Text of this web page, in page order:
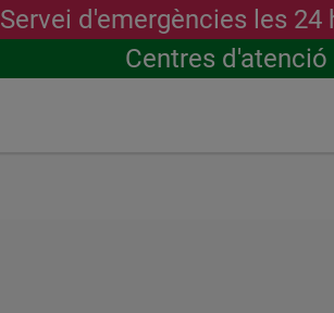
Servei d'emergències les
Centres d'atenció